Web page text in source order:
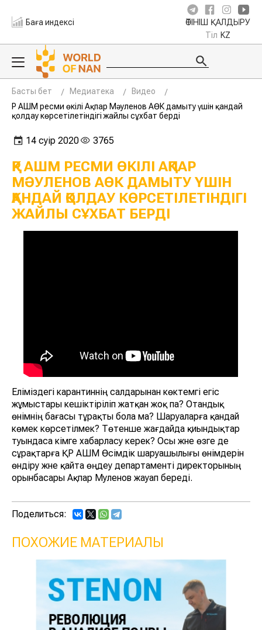
Баға индексі ӨТІНІШ ҚАЛДЫРУ
Тіл KZ
Басты бет Медиатека
Видео
ҚР АШМ ресми өкілі Ақпар Мәуленов АӨК дамыту үшін қандай
қолдау көрсетілетіндігі жайлы сұхбат берді
14 сәуір 2020 3765
ҚР АШМ РЕСМИ ӨКІЛІ АҚПАР
МӘУЛЕНОВ АӨК ДАМЫТУ ҮШІН
ҚАНДАЙ ҚОЛДАУ КӨРСЕТІЛЕТІНДІГІ
ЖАЙЛЫ СҰХБАТ БЕРДІ
Еліміздегі карантиннің салдарынан көктемгі егіс
жұмыстары кешіктіріліп жатқан жоқ па? Отандық
өнімнің бағасы тұрақты бола ма? Шаруаларға қандай
көмек көрсетілмек? Төтенше жағдайда қиындықтар
туындаса кімге хабарласу керек? Осы және өзге де
сұрақтарға ҚР АШМ Өсімдік шаруашылығы өнімдерін
өндіру және қайта өңдеу департаменті директорының
орынбасары Ақпар Мәуленов жауап береді.
Поделиться:
ПОХОЖИЕ МАТЕРИАЛЫ